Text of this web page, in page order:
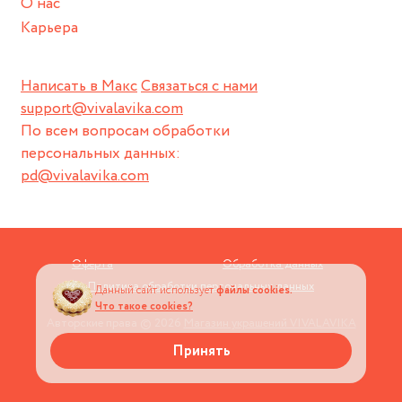
Написать в МаксСвязаться с нами
support@vivalavika.com
По всем вопросам обработки
персональных данных:
pd@vivalavika.com
Карьера
Оферта
Обработка данных
Политика обработки персональных данных
Данный сайт используетфайлы cookies.
Что такое cookies?
Принять